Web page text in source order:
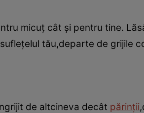
micuţ cât şi pentru tine.
tău,departe de grijile
de altcineva decât părinţii